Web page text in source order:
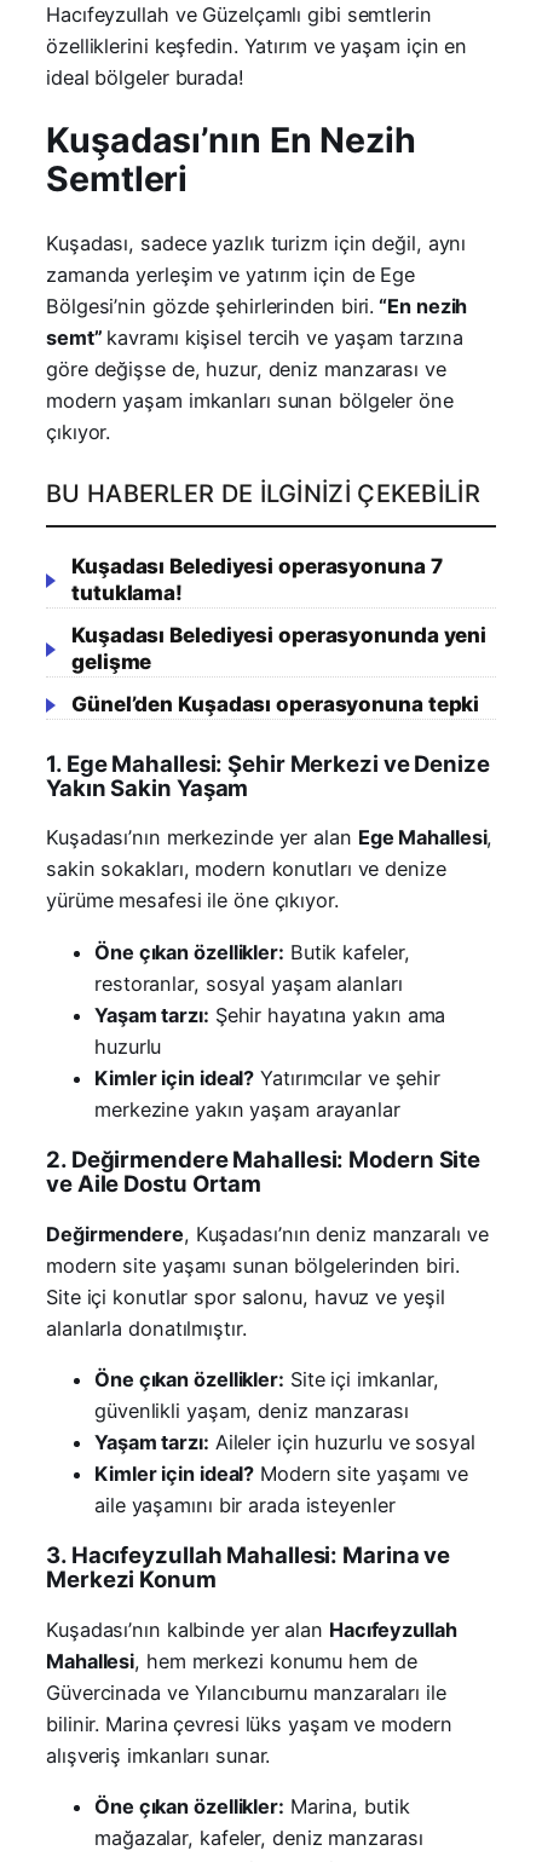
Hacıfeyzullah ve Güzelçamlı gibi semtlerin
özelliklerini keşfedin. Yatırım ve yaşam için en
ideal bölgeler burada!
Kuşadası’nın En Nezih
Semtleri
Kuşadası, sadece yazlık turizm için değil, aynı
zamanda yerleşim ve yatırım için de Ege
Bölgesi’nin gözde şehirlerinden biri. “En nezih
semt” kavramı kişisel tercih ve yaşam tarzına
göre değişse de, huzur, deniz manzarası ve
modern yaşam imkanları sunan bölgeler öne
çıkıyor.
BU HABERLER DE İLGINIZI ÇEKEBILIR
Kuşadası Belediyesi operasyonuna 7
tutuklama!
Kuşadası Belediyesi operasyonunda yeni
gelişme
Günel’den Kuşadası operasyonuna tepki
1. Ege Mahallesi: Şehir Merkezi ve Denize
Yakın Sakin Yaşam
Kuşadası’nın merkezinde yer alan Ege Mahallesi,
sakin sokakları, modern konutları ve denize
yürüme mesafesi ile öne çıkıyor.
Öne çıkan özellikler: Butik kafeler,
restoranlar, sosyal yaşam alanları
Yaşam tarzı: Şehir hayatına yakın ama
huzurlu
Kimler için ideal? Yatırımcılar ve şehir
merkezine yakın yaşam arayanlar
2. Değirmendere Mahallesi: Modern Site
ve Aile Dostu Ortam
Değirmendere, Kuşadası’nın deniz manzaralı ve
modern site yaşamı sunan bölgelerinden biri.
Site içi konutlar spor salonu, havuz ve yeşil
alanlarla donatılmıştır.
Öne çıkan özellikler: Site içi imkanlar,
güvenlikli yaşam, deniz manzarası
Yaşam tarzı: Aileler için huzurlu ve sosyal
Kimler için ideal? Modern site yaşamı ve
aile yaşamını bir arada isteyenler
3. Hacıfeyzullah Mahallesi: Marina ve
Merkezi Konum
Kuşadası’nın kalbinde yer alan Hacıfeyzullah
Mahallesi, hem merkezi konumu hem de
Güvercinada ve Yılancıburnu manzaraları ile
bilinir. Marina çevresi lüks yaşam ve modern
alışveriş imkanları sunar.
Öne çıkan özellikler: Marina, butik
mağazalar, kafeler, deniz manzarası